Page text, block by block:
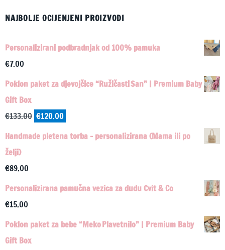
NAJBOLJE OCIJENJENI PROIZVODI
Personalizirani podbradnjak od 100% pamuka
€7.00
Poklon paket za djevojčice “Ružičasti San” | Premium Baby
Gift Box
€133.00 Izvorna
cijena
€120.00
cijena
Handmade pletena torba – personalizirana (Mama ili po
želji)
€89.00
Personalizirana pamučna vezica za dudu Cvit & Co
€15.00
Poklon paket za bebe “Meko Plavetnilo” | Premium Baby
Gift Box